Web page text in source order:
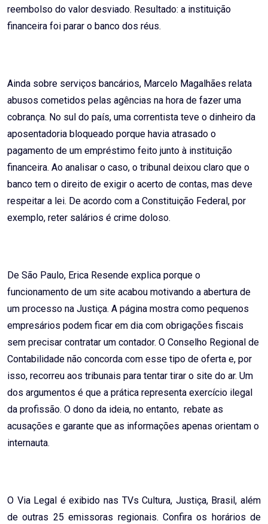
reembolso do valor desviado. Resultado: a instituição
financeira foi parar o banco dos réus.
Ainda sobre serviços bancários, Marcelo Magalhães relata
abusos cometidos pelas agências na hora de fazer uma
cobrança. No sul do país, uma correntista teve o dinheiro da
aposentadoria bloqueado porque havia atrasado o
pagamento de um empréstimo feito junto à instituição
financeira. Ao analisar o caso, o tribunal deixou claro que o
banco tem o direito de exigir o acerto de contas, mas deve
respeitar a lei. De acordo com a Constituição Federal, por
exemplo, reter salários é crime doloso.
De São Paulo, Erica Resende explica porque o
funcionamento de um site acabou motivando a abertura de
um processo na Justiça. A página mostra como pequenos
empresários podem ficar em dia com obrigações fiscais
sem precisar contratar um contador. O Conselho Regional de
Contabilidade não concorda com esse tipo de oferta e, por
isso, recorreu aos tribunais para tentar tirar o site do ar. Um
dos argumentos é que a prática representa exercício ilegal
da profissão. O dono da ideia, no entanto, rebate as
acusações e garante que as informações apenas orientam o
internauta.
O Via Legal é exibido nas TVs Cultura, Justiça, Brasil, além
de outras 25 emissoras regionais. Confira os horários de